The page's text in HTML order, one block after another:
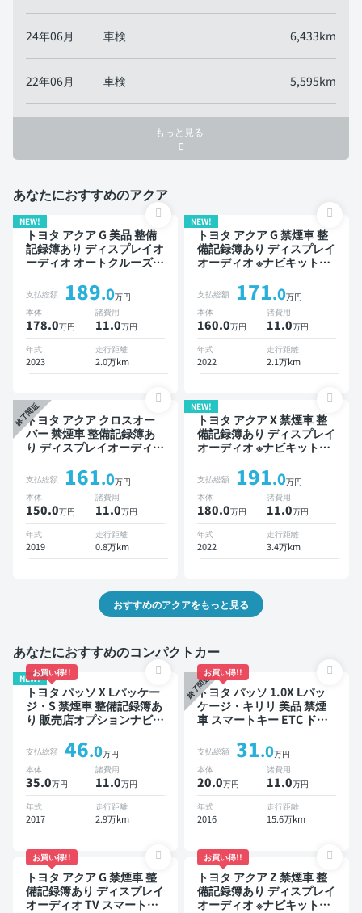
24年06月 車検 6,433km
22年06月 車検 5,595km
もっと見る
あなたにおすすめのアクア
NEW!
トヨタ アクア G 美品 整備
記録簿あり ディスプレイオ
ーディオ オートクルーズ
モニター 衝突軽減
支払総額 189.0万円
本体
178.0万円
諸費用
11.0万円
年式
2023
走行距離
2.0万km
NEW!
トヨタ アクア G 禁煙車 整
備記録簿あり ディスプレイ
オーディオ ※ナビキットあ
モニター オートクルーズ
スマートキー ETC バック
モニター 全方位カメラ ド
ライブレコーダー 衝突軽減
支払総額 171.0万円
本体
160.0万円
諸費用
11.0万円
年式
2022
走行距離
2.1万km
終了間近
トヨタ アクア クロスオー
バー 禁煙車 整備記録簿あ
り ディスプレイオーディオ
トキー ETC バックモニタ
ー ドライブレコーダー 衝
突軽減
支払総額 161.0万円
本体
150.0万円
諸費用
11.0万円
年式
2019
走行距離
0.8万km
NEW!
トヨタ アクア X 禁煙車 整
備記録簿あり ディスプレイ
オーディオ ※ナビキットあ
トキー ETC バックモニタ
ー 全方位カメラ 衝突軽減
支払総額 191.0万円
本体
180.0万円
諸費用
11.0万円
年式
2022
走行距離
3.4万km
おすすめのアクアをもっと見る
あなたにおすすめのコンパクトカー
NEW!
お買い得!!
トヨタ パッソ X Lパッケー
ジ・S 禁煙車 整備記録簿あ
り 販売店オプションナビ
クモニター ドライブレコー
ダー 衝突軽減
支払総額 46.0万円
本体
35.0万円
諸費用
11.0万円
年式
2017
走行距離
2.9万km
終了間近
お買い得!!
トヨタ パッソ 1.0X Lパッ
ケージ・キリリ 美品 禁煙
車 スマートキー ETC ドラ
支払総額 31.0万円
本体
20.0万円
諸費用
11.0万円
年式
2016
走行距離
15.6万km
お買い得!!
トヨタ アクア G 禁煙車 整
備記録簿あり ディスプレイ
オーディオ TV スマートキ
お買い得!!
トヨタ アクア Z 禁煙車 整
備記録簿あり ディスプレイ
オーディオ ※ナビキットあ